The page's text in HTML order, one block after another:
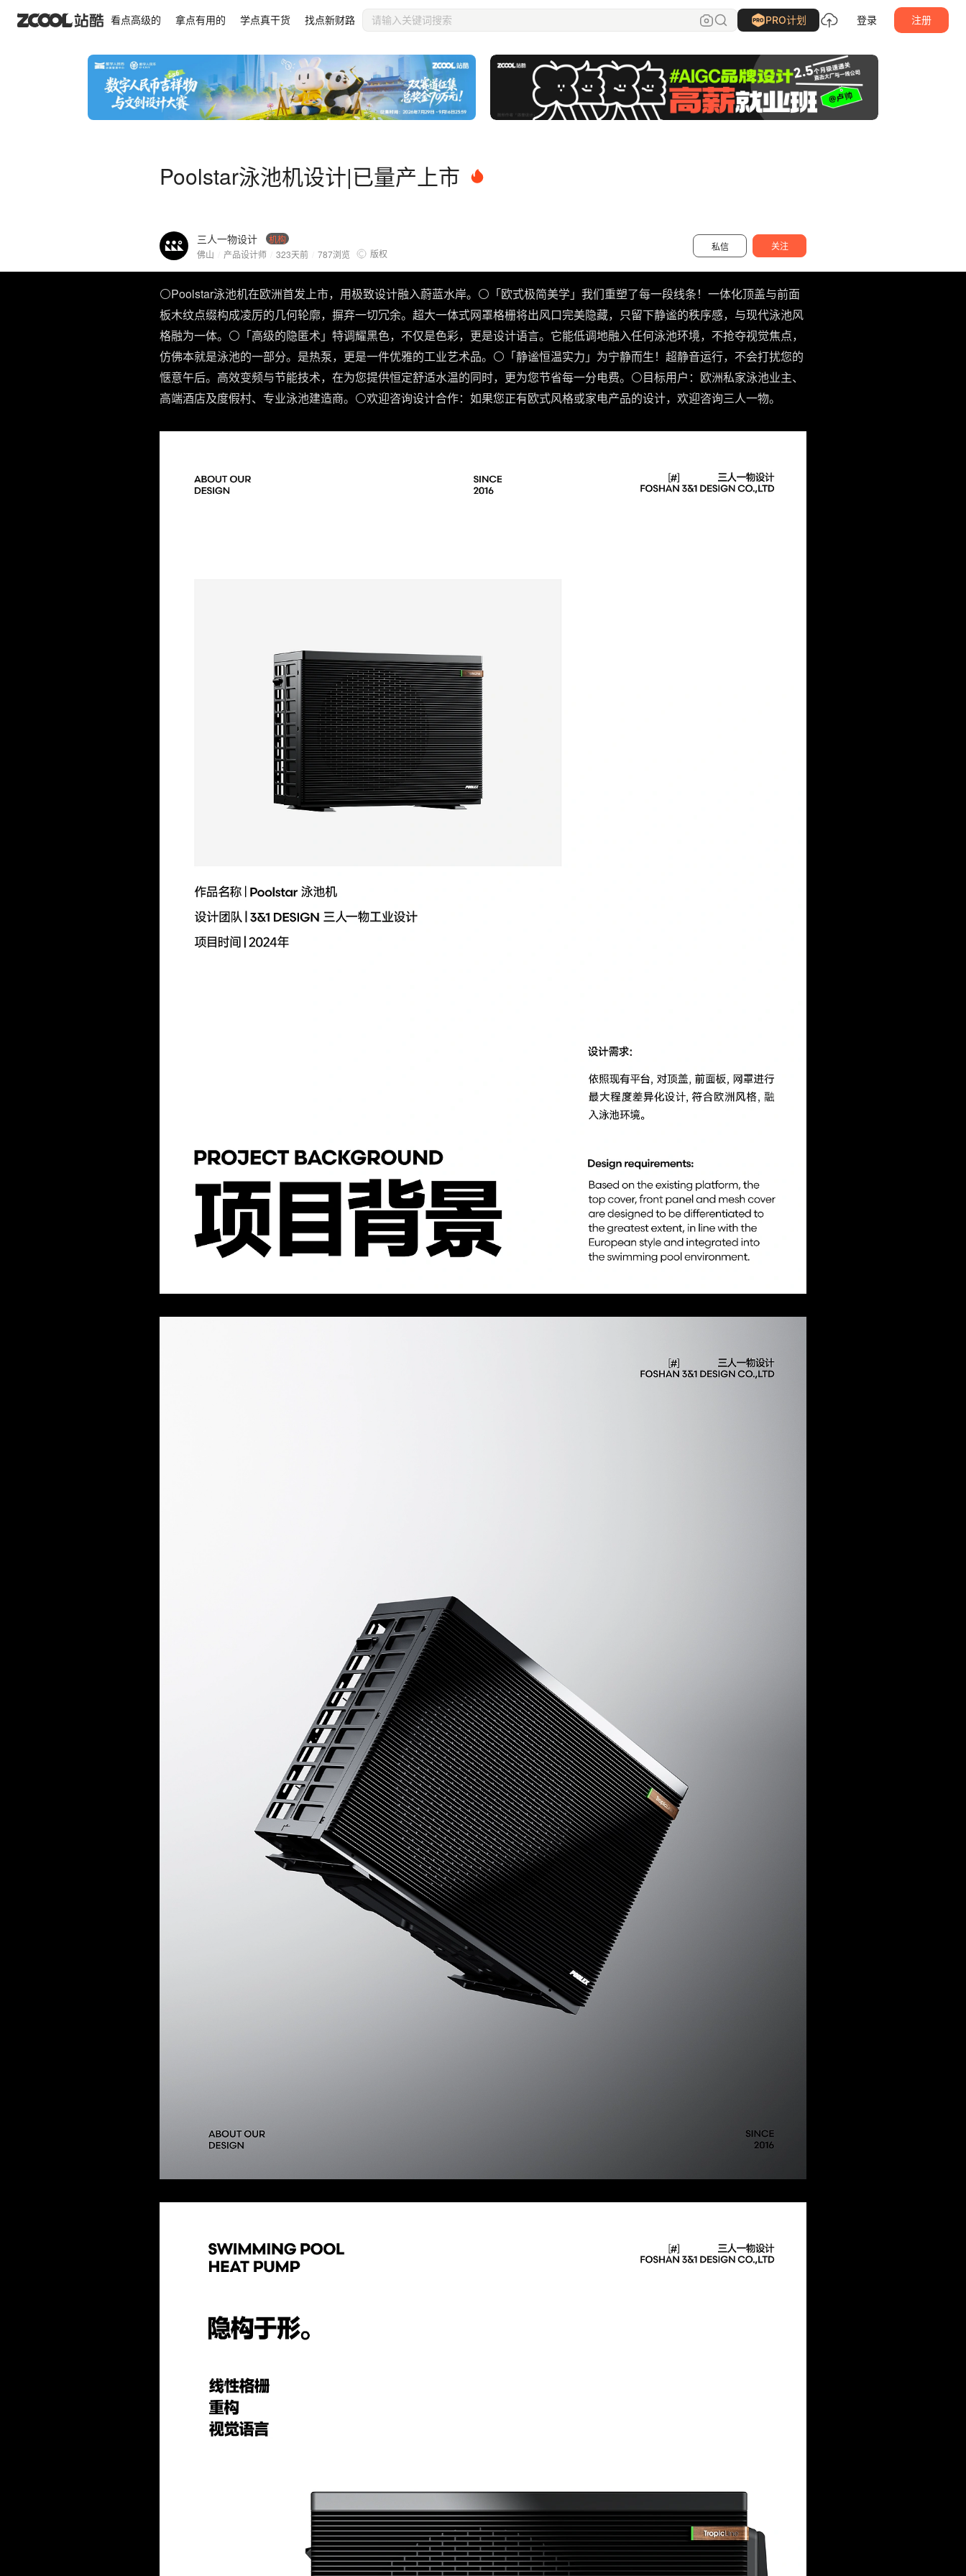
看点高级的 拿点有用的 学点真干货 找点新财路 PRO计划 登录 注册
Poolstar泳池机设计|已量产上市
三人一物设计
机构
佛山
产品设计师 323天前 787浏览 版权
私信 关注
Poolstar泳池机设计|已量产上市 三人一物设计 关注
⚪️Poolstar泳池机在​​欧洲首发上市，用极致设计融入蔚蓝水岸。 ⚪️「欧式极简美学」​​ 我们重塑了每一段线条！​​一体化顶盖​​与​​前面
板​​木纹点缀构成凌厉的几何轮廓，摒弃一切冗余。​​超大一体式网罩​​格栅将出风口完美隐藏，只留下静谧的秩序感，与现代泳池风
格融为一体。 ⚪️「高级的隐匿术」​​ 特调​​耀黑色​​，不仅是色彩，更是设计语言。它能低调地融入任何泳池环境，不抢夺视觉焦点，
仿佛本就是泳池的一部分。是热泵，更是一件优雅的工业艺术品。 ⚪️「静谧恒温实力」​​ 为宁静而生！​​超静音运行​​，不会打扰您的
惬意午后。​​高效变频与节能技术​​，在为您提供恒定舒适水温的同时，更为您节省每一分电费。 ⚪️​​目标用户：​​ 欧洲私家泳池业主、
高端酒店及度假村、专业泳池建造商。 ⚪️欢迎咨询设计合作：​​ 如果您正有欧式风格或家电产品的设计，欢迎咨询三人一物。